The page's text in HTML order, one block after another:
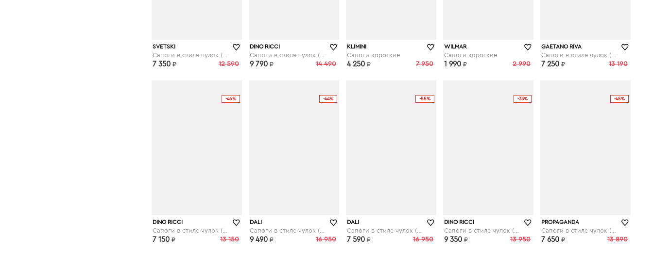
SVETSKI
12 590
7 350 ₽
kupivip.ru
DINO RICCI
14 490
9 790 ₽
KLIMINI
Сапоги короткие
7 950
4 250 ₽
WILMAR
Сапоги короткие
2 990
1 990 ₽
kupivip.ru
GAETANO RIVA
13 190
7 250 ₽
-46%
kupivip.ru
DINO RICCI
13 150
7 150 ₽
-44%
DALI
16 950
9 490 ₽
-55%
DALI
16 950
7 590 ₽
-33%
kupivip.ru
DINO RICCI
13 950
9 350 ₽
-45%
kupivip.ru
PROPAGANDA
13 890
7 650 ₽